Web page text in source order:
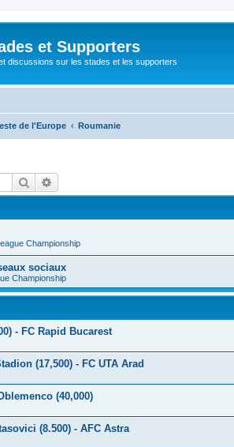
et Supporters
discussions sur les stades et les supporters
de l'Europe Roumanie
Rechercher
Championship
sociaux
Championship
- FC Rapid Bucarest
(17,500) - FC UTA Arad
(40,000)
(8.500) - AFC Astra